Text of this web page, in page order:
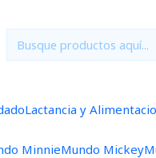
Lactancia y
MinnieMundo Mickey